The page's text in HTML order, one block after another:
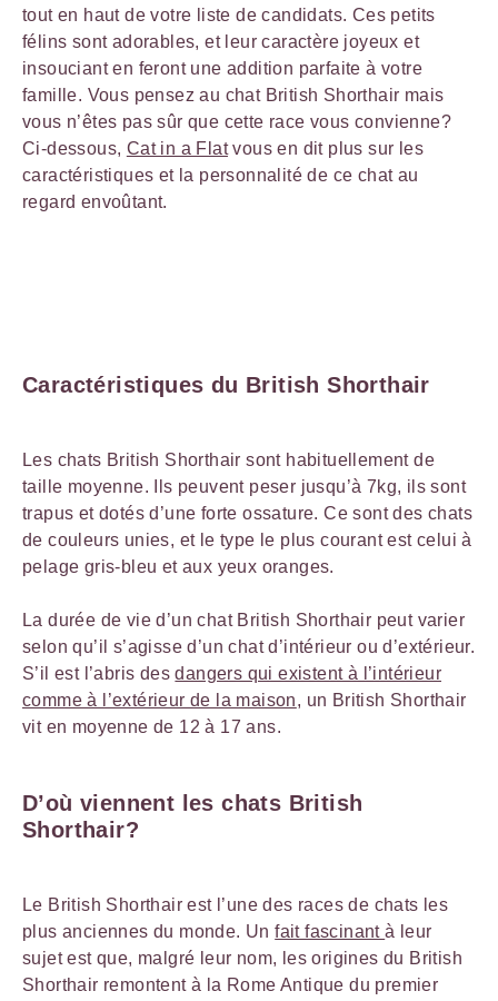
tout en haut de votre liste de candidats. Ces petits
félins sont adorables, et leur caractère joyeux et
insouciant en feront une addition parfaite à votre
famille. Vous pensez au chat British Shorthair mais
vous n’êtes pas sûr que cette race vous convienne?
Ci-dessous, Cat in a Flatvous en dit plus sur les
caractéristiques et la personnalité de ce chat au
regard envoûtant.
Caractéristiques du British Shorthair
Les chats British Shorthair sont habituellement de
taille moyenne. Ils peuvent peser jusqu’à 7kg, ils sont
trapus et dotés d’une forte ossature. Ce sont des chats
de couleurs unies, et le type le plus courant est celui à
pelage gris-bleu et aux yeux oranges.
La durée de vie d’un chat British Shorthair peut varier
selon qu’il s’agisse d’un chat d’intérieur ou d’extérieur.
S’il est l’abris desdangers qui existent à l’intérieur
comme à l’extérieur de la maison, un British Shorthair
vit en moyenne de 12 à 17 ans.
D’où viennent les chats British
Shorthair?
Le British Shorthair est l’une des races de chats les
plus anciennes du monde. Unfait fascinantà leur
sujet est que, malgré leur nom, les origines du British
Shorthair remontent à la Rome Antique du premier